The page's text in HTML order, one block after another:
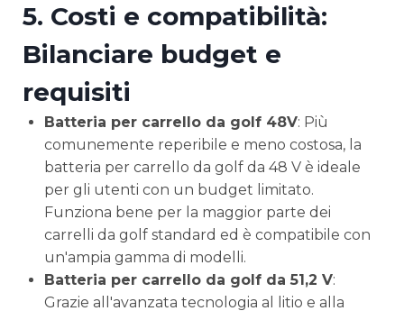
5. Costi e compatibilità:
Bilanciare budget e
requisiti
Batteria per carrello da golf 48V: Più
comunemente reperibile e meno costosa, la
batteria per carrello da golf da 48 V è ideale
per gli utenti con un budget limitato.
Funziona bene per la maggior parte dei
carrelli da golf standard ed è compatibile con
un'ampia gamma di modelli.
Batteria per carrello da golf da 51,2 V:
Grazie all'avanzata tecnologia al litio e alla